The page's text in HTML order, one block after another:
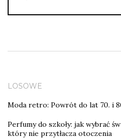
LOSOWE
Moda retro: Powrót do lat 70. i
Perfumy do szkoły: jak wybrać
który nie przytłacza otoczenia